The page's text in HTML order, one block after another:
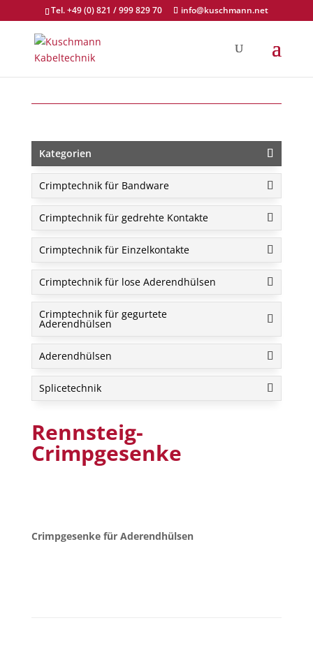
Tel. +49 (0) 821 / 999 829 70 info@kuschmann.net
Kategorien
Crimptechnik für Bandware
Crimptechnik für gedrehte Kontakte
Crimptechnik für Einzelkontakte
Crimptechnik für lose Aderendhülsen
Crimptechnik für gegurtete
Aderendhülsen
Aderendhülsen
Splicetechnik
Rennsteig-
Crimpgesenke
Crimpgesenke für Aderendhülsen